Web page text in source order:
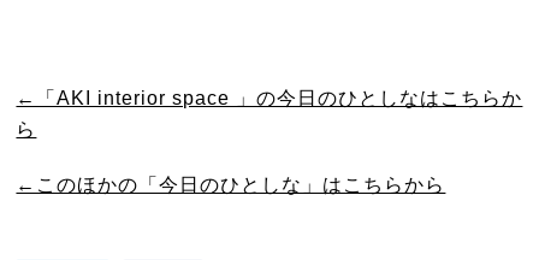
←「AKI interior space 」の今日のひとしなはこちらか
ら
←このほかの「今日のひとしな」はこちらから